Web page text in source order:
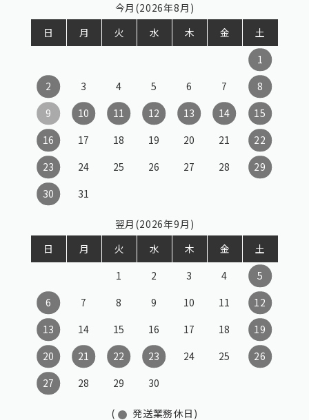
今月(2026年8月)
日
月 火 水 木 金
土
1
2
3 4 5 6 7
8
9
10 11 12 13 14
15
16
17 18 19 20 21
22
23
24 25 26 27 28
29
30
31
翌月(2026年9月)
日
月 火 水 木 金
土
1
2 3 4
5
6
7 8 9 10 11
12
13
14 15 16 17 18
19
20
21 22 23 24 25
26
27
28 29 30
( 発送業務休日)